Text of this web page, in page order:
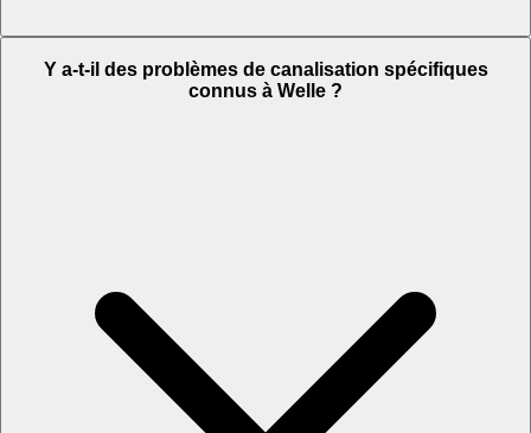
Y a-t-il des problèmes de canalisation spécifiques
connus à Welle ?